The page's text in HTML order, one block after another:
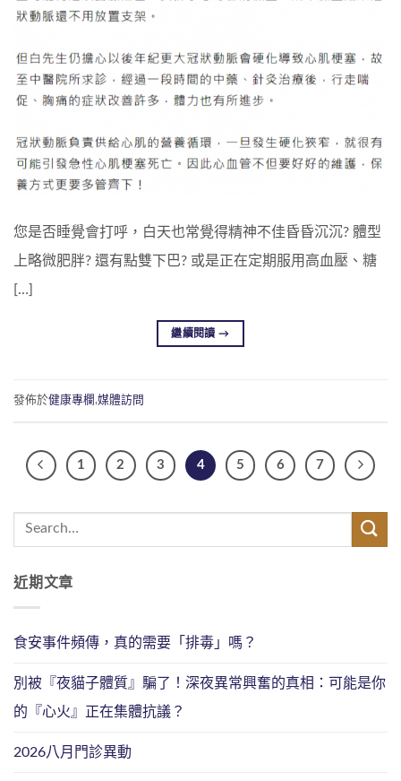
您是否睡覺會打呼，白天也常覺得精神不佳昏昏沉沉? 體型
上略微肥胖? 還有點雙下巴? 或是正在定期服用高血壓、糖
[…]
繼續閱讀→
發佈於健康專欄 ,媒體訪問
1 2 3 4 5 6 7
近期文章
食安事件頻傳，真的需要「排毒」嗎？
別被『夜貓子體質』騙了！深夜異常興奮的真相：可能是你
的『心火』正在集體抗議？
2026八月門診異動